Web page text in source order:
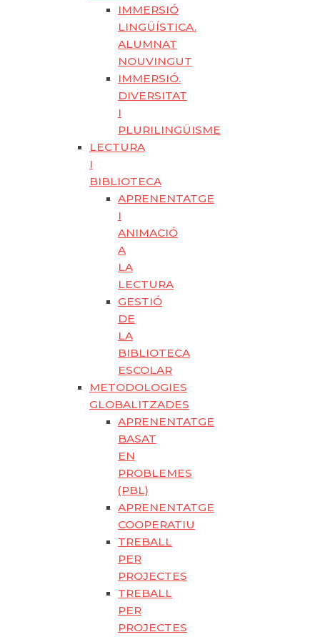
IMMERSIÓ
LINGÜÍSTICA.
ALUMNAT
NOUVINGUT
IMMERSIÓ.
DIVERSITAT
I
PLURILINGÜISME
LECTURA
I
BIBLIOTECA
APRENENTATGE
I
ANIMACIÓ
A
LA
LECTURA
GESTIÓ
DE
LA
BIBLIOTECA
ESCOLAR
METODOLOGIES
GLOBALITZADES
APRENENTATGE
BASAT
EN
PROBLEMES
(PBL)
APRENENTATGE
COOPERATIU
TREBALL
PER
PROJECTES
TREBALL
PER
PROJECTES